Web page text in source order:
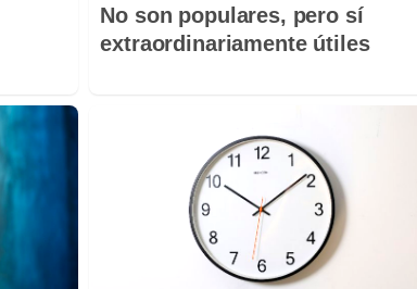
No son populares, pero sí
extraordinariamente útiles